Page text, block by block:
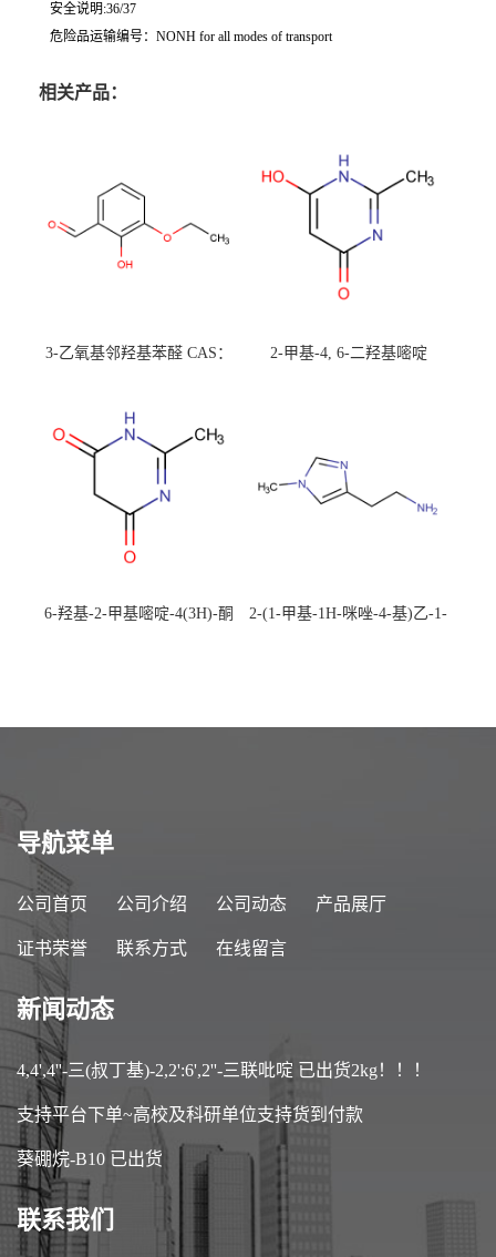
安全说明:36/37
危险品运输编号：NONH for all modes of transport
相关产品：
3-乙氧基邻羟基苯醛 CAS：
校可先用后付
2-甲基-4, 6-二羟基嘧啶
6-羟基-2-甲基嘧啶-4(3H)-酮
2-(1-甲基-1H-咪唑-4-基)乙-1-
导航菜单
公司首页 公司介绍 公司动态 产品展厅
证书荣誉 联系方式 在线留言
新闻动态
4,4',4''-三(叔丁基)-2,2':6',2''-三联吡啶 已出货2kg！！！
支持平台下单~高校及科研单位支持货到付款
葵硼烷-B10 已出货
联系我们